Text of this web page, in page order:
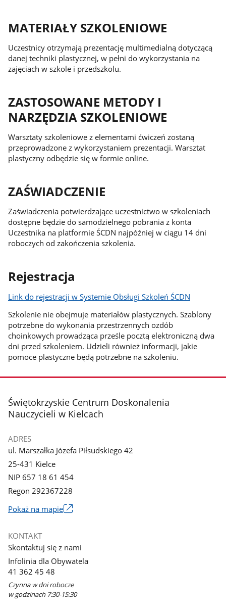
MATERIAŁY SZKOLENIOWE
Uczestnicy otrzymają prezentację multimedialną dotyczącą
danej techniki plastycznej, w pełni do wykorzystania na
zajęciach w szkole i przedszkolu.
ZASTOSOWANE METODY I
NARZĘDZIA SZKOLENIOWE
Warsztaty szkoleniowe z elementami ćwiczeń zostaną
przeprowadzone z wykorzystaniem prezentacji. Warsztat
plastyczny odbędzie się w formie online.
ZAŚWIADCZENIE
Zaświadczenia potwierdzające uczestnictwo w szkoleniach
dostępne będzie do samodzielnego pobrania z konta
Uczestnika na platformie ŚCDN najpóźniej w ciągu 14 dni
roboczych od zakończenia szkolenia.
Rejestracja
Link do rejestracji w Systemie Obsługi Szkoleń ŚCDN
Szkolenie nie obejmuje materiałów plastycznych. Szablony
potrzebne do wykonania przestrzennych ozdób
choinkowych prowadząca prześle pocztą elektroniczną dwa
dni przed szkoleniem. Udzieli również informacji, jakie
pomoce plastyczne będą potrzebne na szkoleniu.
stopka
Świętokrzyskie Centrum Doskonalenia
Nauczycieli w Kielcach
ADRES
ul. Marszałka Józefa Piłsudskiego 42
25-431 Kielce
NIP 657 18 61 454
Regon 292367228
Pokaż na mapieLink
nowym
oknie
KONTAKT
Skontaktuj się z nami
Infolinia dla Obywatela
41 362 45 48
Czynna w dni robocze
w godzinach 7:30-15:30